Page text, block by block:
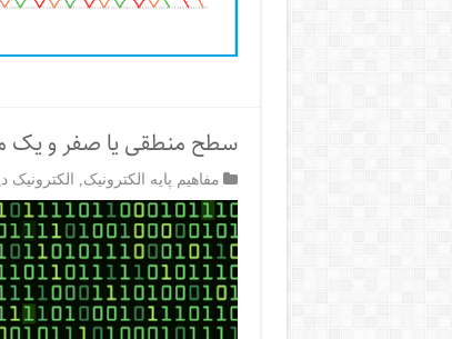
سطح منطقی یا صفر و یک
مفاهیم پایه الکترونیک الکترونیک